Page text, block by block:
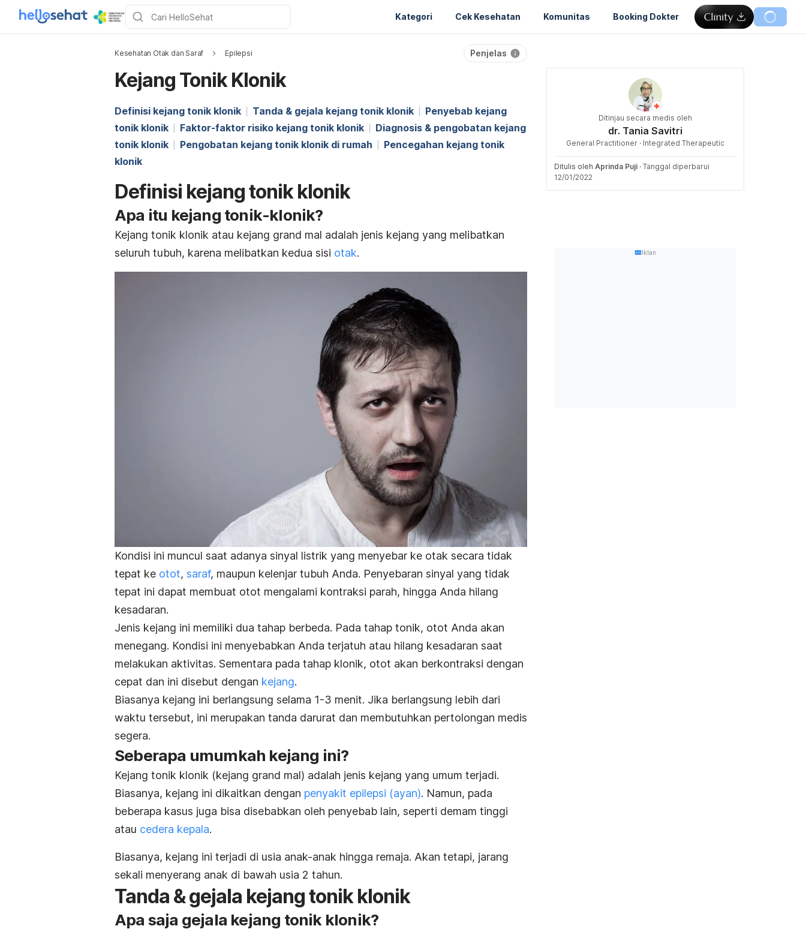
Kategori Cek Kesehatan Komunitas Booking Dokter
Kesehatan Otak dan Saraf Epilepsi Penjelas
Kejang Tonik Klonik
Definisi kejang tonik klonik Tanda & gejala kejang tonik klonik
Penyebab kejang
tonik klonik
Faktor-faktor risiko kejang tonik klonik
Diagnosis & pengobatan kejang
tonik klonik
Pengobatan kejang tonik klonik di rumah
Pencegahan kejang tonik
klonik
Definisi kejang tonik klonik
Apa itu kejang tonik-klonik?
Kejang tonik klonik atau kejang grand mal adalah jenis kejang yang melibatkan
seluruh tubuh, karena melibatkan kedua sisi otak.
Kondisi ini muncul saat adanya sinyal listrik yang menyebar ke otak secara tidak
tepat ke otot, saraf, maupun kelenjar tubuh Anda. Penyebaran sinyal yang tidak
tepat ini dapat membuat otot mengalami kontraksi parah, hingga Anda hilang
kesadaran.
Jenis kejang ini memiliki dua tahap berbeda. Pada tahap tonik, otot Anda akan
menegang. Kondisi ini menyebabkan Anda terjatuh atau hilang kesadaran saat
melakukan aktivitas. Sementara pada tahap klonik, otot akan berkontraksi dengan
cepat dan ini disebut dengan kejang.
Biasanya kejang ini berlangsung selama 1-3 menit. Jika berlangsung lebih dari
waktu tersebut, ini merupakan tanda darurat dan membutuhkan pertolongan medis
segera.
Seberapa umumkah kejang ini?
Kejang tonik klonik (kejang grand mal) adalah jenis kejang yang umum terjadi.
Biasanya, kejang ini dikaitkan dengan penyakit epilepsi (ayan). Namun, pada
beberapa kasus juga bisa disebabkan oleh penyebab lain, seperti demam tinggi
atau cedera kepala.
Biasanya, kejang ini terjadi di usia anak-anak hingga remaja. Akan tetapi, jarang
sekali menyerang anak di bawah usia 2 tahun.
Tanda & gejala kejang tonik klonik
Apa saja gejala kejang tonik klonik?
Ditinjau secara medis oleh
dr. Tania Savitri
General Practitioner · Integrated Therapeutic
Ditulis oleh Aprinda Puji · Tanggal diperbarui
12/01/2022
Iklan